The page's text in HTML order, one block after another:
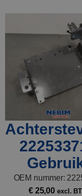
OEM nummer:
€25,00 excl.